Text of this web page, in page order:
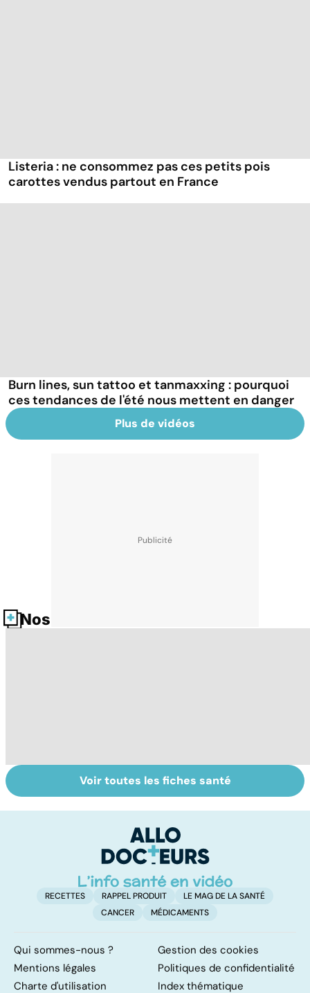
Listeria : ne consommez pas ces petits pois
carottes vendus partout en France
Burn lines, sun tattoo et tanmaxxing : pourquoi
ces tendances de l'été nous mettent en danger
Plus de vidéos
Nos fiches santé
Tout savoir sur
les infections
Inflammation des
amygdales : que
d'angine ?
Voir toutes les fiches santé
RECETTES RAPPEL PRODUIT
LE MAG DE LA SANTÉ
CANCER
MÉDICAMENTS
Qui sommes-nous ?
Gestion des cookies
Mentions légales
Politiques de confidentialité
Charte d'utilisation
Index thématique